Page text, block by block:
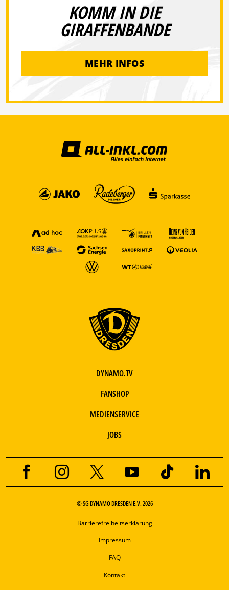
KOMM IN DIE
GIRAFFENBANDE
MEHR INFOS
DYNAMO.TV
FANSHOP
MEDIENSERVICE
JOBS
© SG DYNAMO DRESDEN E.V. 2026
Barrierefreiheitserklärung
Impressum
FAQ
Kontakt